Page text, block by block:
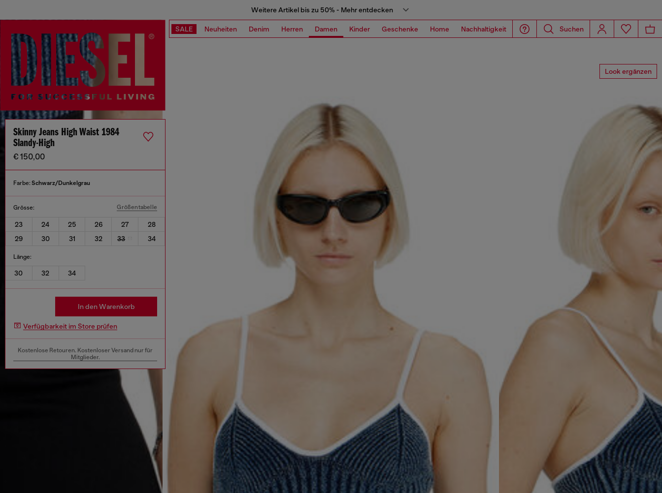
Weitere Artikel bis zu 50% - Mehr entdecken
SALE Neuheiten Denim Herren Damen Kinder Geschenke Home Nachhaltigkeit Suchen
Look ergänzen
Skinny Jeans High Waist 1984
Slandy-High
€ 150,00
Farbe: Schwarz/Dunkelgrau
Grösse: Größentabelle
23 24 25 26 27
28
29
30 31 32 33 34
Länge:
30 32 34
In den Warenkorb
Verfügbarkeit im Store prüfen
Kostenlose Retouren. Kostenloser Versand nur für
Mitglieder.